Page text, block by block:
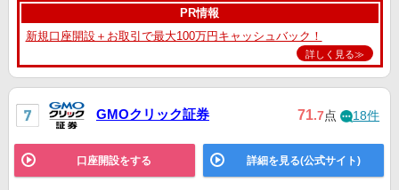
PR情報
新規口座開設＋お取引で最大100万円キャッシュバック！
詳しく見る≫
GMOクリック証券 71.7点 18件
口座開設をする 詳細を見る(公式サイト)